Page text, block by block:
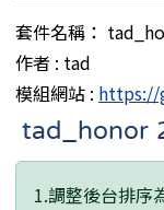
套件名稱：
作者 : tad
模組網站 : https://
tad_honor
1.調整後台排序